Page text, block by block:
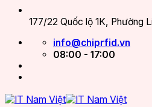
177/22 Quốc lộ 1K, Phường
info@chiprfid.vn
08:00 - 17:00